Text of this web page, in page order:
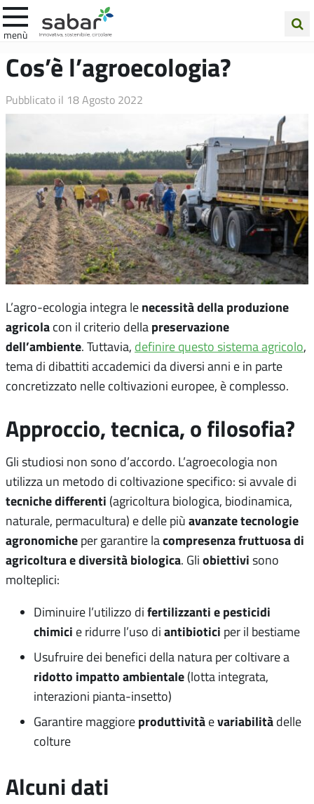
menù
nelCos’è l’agroecologia?
Pubblicato il 18 Agosto 2022
L’agro-ecologia integra le necessità della produzione
agricola con il criterio della preservazione
dell’ambiente. Tuttavia, definire questo sistema agricolo,
tema di dibattiti accademici da diversi anni e in parte
concretizzato nelle coltivazioni europee, è complesso.
Approccio, tecnica, o filosofia?
Gli studiosi non sono d’accordo. L’agroecologia non
utilizza un metodo di coltivazione specifico: si avvale di
tecniche differenti (agricoltura biologica, biodinamica,
naturale, permacultura) e delle più avanzate tecnologie
agronomiche per garantire lacompresenza fruttuosa di
agricoltura e diversità biologica. Gli obiettivi sono
molteplici:
Diminuire l’utilizzo di fertilizzanti e pesticidi
chimici e ridurre l’uso di antibiotici per il bestiame
Usufruire dei benefici della natura per coltivare a
ridotto impatto ambientale (lotta integrata,
interazioni pianta-insetto)
Garantire maggiore produttività evariabilità delle
colture
Alcuni dati